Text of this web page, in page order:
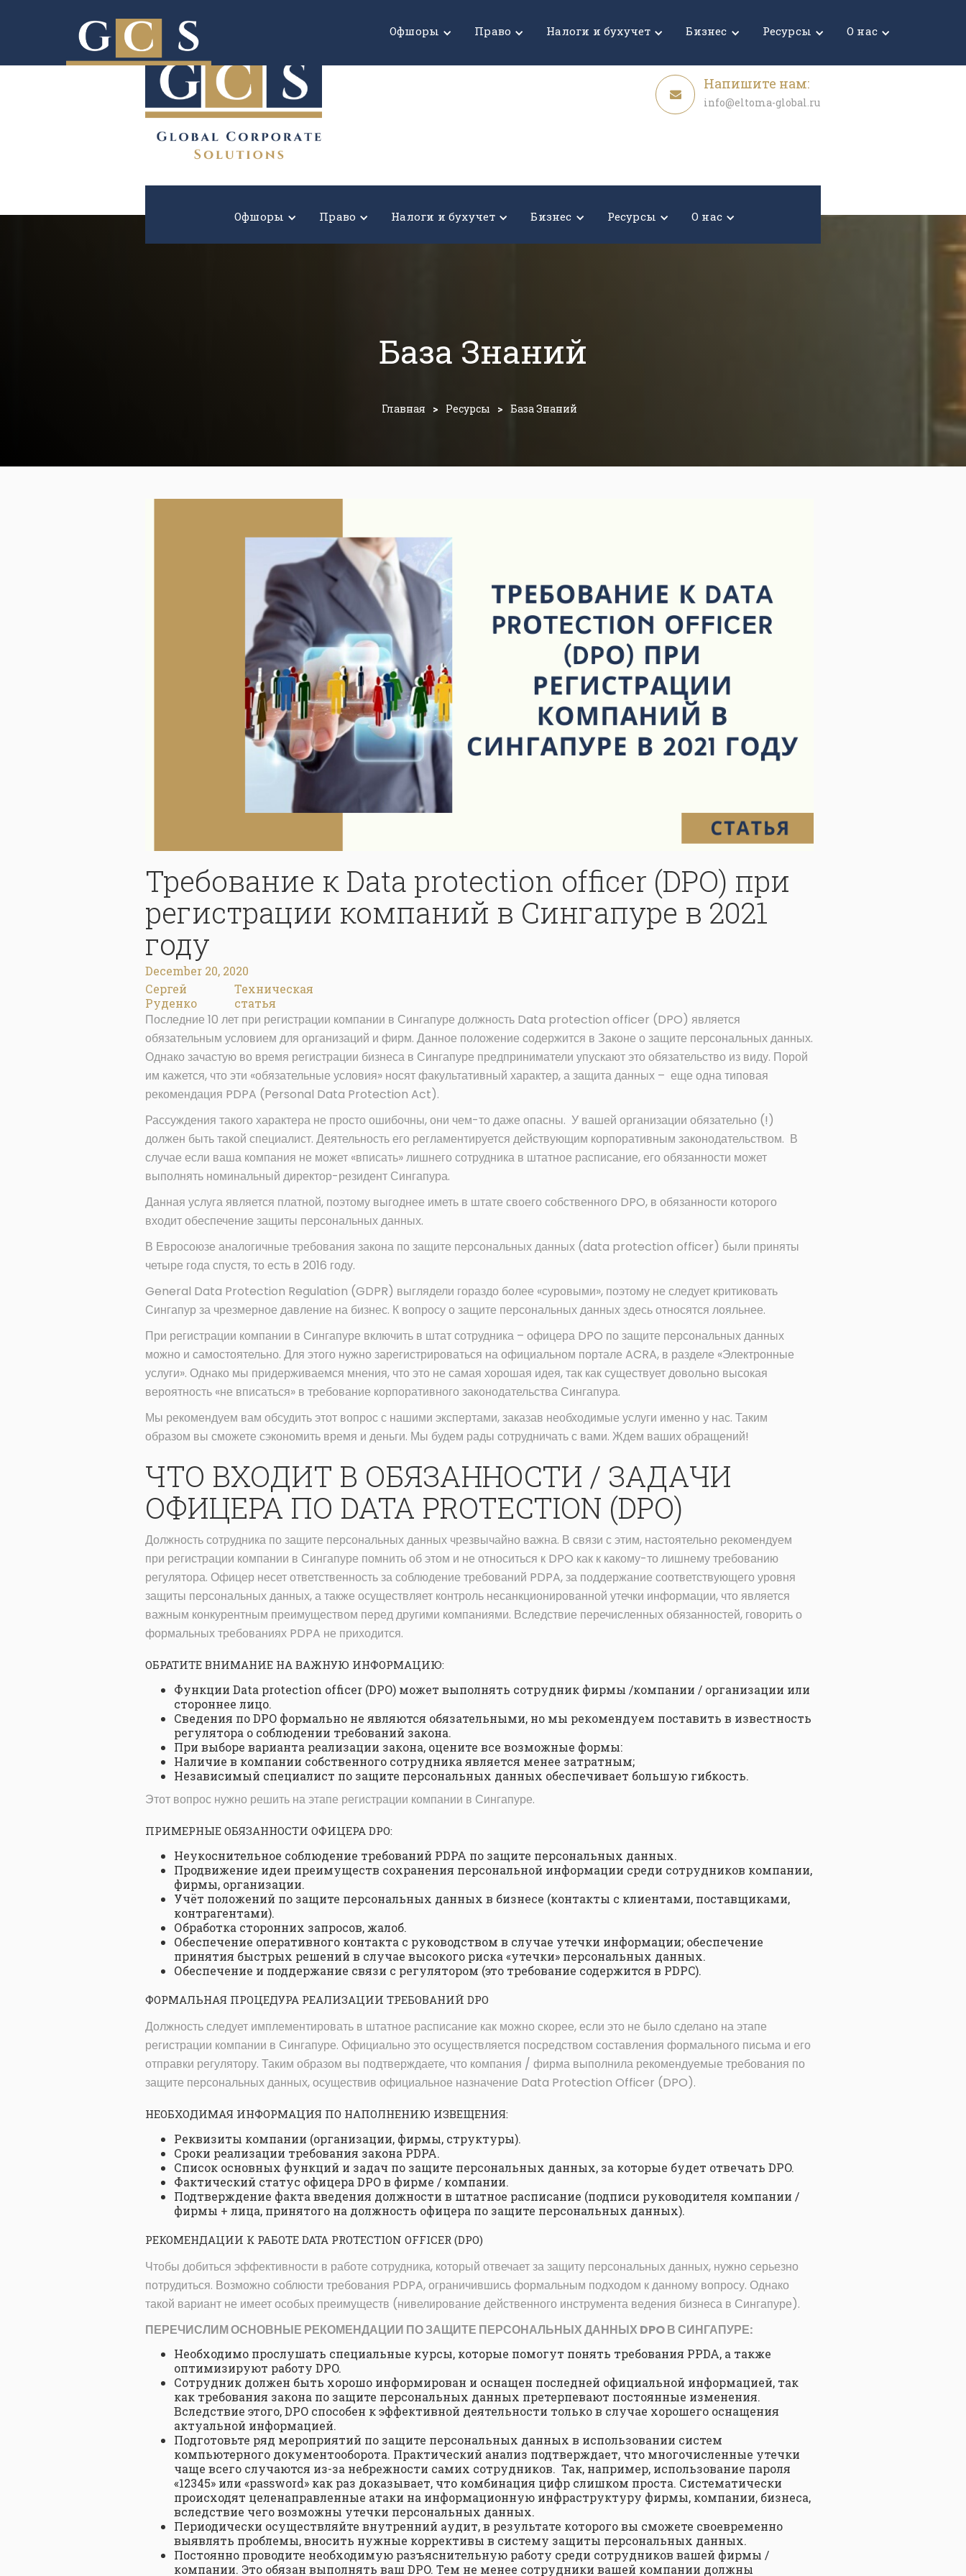
Офшоры Право Налоги и бухучет Бизнес Ресурсы О нас
Расширьте границы вашего бизнеса!
Напишите нам:
info@eltoma-global.ru
Офшоры Право Налоги и бухучет Бизнес Ресурсы О нас
База Знаний
Главная > Ресурсы > База Знаний
Требование к Data protection officer (DPO) при
регистрации компаний в Сингапуре в 2021
году
December 20, 2020
Сергей
Руденко
Техническая
статья
Последние 10 лет при регистрации компании в Сингапуре должность Data protection officer (DPO) является
обязательным условием для организаций и фирм. Данное положение содержится в Законе о защите персональных данных.
Однако зачастую во время регистрации бизнеса в Сингапуре предприниматели упускают это обязательство из виду. Порой
им кажется, что эти «обязательные условия» носят факультативный характер, а защита данных – еще одна типовая
рекомендация PDPA (Personal Data Protection Act).
Рассуждения такого характера не просто ошибочны, они чем-то даже опасны. У вашей организации обязательно (!)
должен быть такой специалист. Деятельность его регламентируется действующим корпоративным законодательством. В
случае если ваша компания не может «вписать» лишнего сотрудника в штатное расписание, его обязанности может
выполнять номинальный директор-резидент Сингапура.
Данная услуга является платной, поэтому выгоднее иметь в штате своего собственного DPO, в обязанности которого
входит обеспечение защиты персональных данных.
В Евросоюзе аналогичные требования закона по защите персональных данных (data protection officer) были приняты
четыре года спустя, то есть в 2016 году.
General Data Protection Regulation (GDPR) выглядели гораздо более «суровыми», поэтому не следует критиковать
Сингапур за чрезмерное давление на бизнес. К вопросу о защите персональных данных здесь относятся лояльнее.
При регистрации компании в Сингапуре включить в штат сотрудника – офицера DPO по защите персональных данных
можно и самостоятельно. Для этого нужно зарегистрироваться на официальном портале ACRA, в разделе «Электронные
услуги». Однако мы придерживаемся мнения, что это не самая хорошая идея, так как существует довольно высокая
вероятность «не вписаться» в требование корпоративного законодательства Сингапура.
Мы рекомендуем вам обсудить этот вопрос с нашими экспертами, заказав необходимые услуги именно у нас. Таким
образом вы сможете сэкономить время и деньги. Мы будем рады сотрудничать с вами. Ждем ваших обращений!
ЧТО ВХОДИТ В ОБЯЗАННОСТИ / ЗАДАЧИ
ОФИЦЕРА ПО DATA PROTECTION (DPO)
Должность сотрудника по защите персональных данных чрезвычайно важна. В связи с этим, настоятельно рекомендуем
при регистрации компании в Сингапуре помнить об этом и не относиться к DPO как к какому-то лишнему требованию
регулятора. Офицер несет ответственность за соблюдение требований PDPA, за поддержание соответствующего уровня
защиты персональных данных, а также осуществляет контроль несанкционированной утечки информации, что является
важным конкурентным преимуществом перед другими компаниями. Вследствие перечисленных обязанностей, говорить о
формальных требованиях PDPA не приходится.
ОБРАТИТЕ ВНИМАНИЕ НА ВАЖНУЮ ИНФОРМАЦИЮ:
Функции Data protection officer (DPO) может выполнять сотрудник фирмы /компании / организации или
стороннее лицо.
Сведения по DPO формально не являются обязательными, но мы рекомендуем поставить в известность
регулятора о соблюдении требований закона.
При выборе варианта реализации закона, оцените все возможные формы:
Наличие в компании собственного сотрудника является менее затратным;
Независимый специалист по защите персональных данных обеспечивает большую гибкость.
Этот вопрос нужно решить на этапе регистрации компании в Сингапуре.
ПРИМЕРНЫЕ ОБЯЗАННОСТИ ОФИЦЕРА DPO:
Неукоснительное соблюдение требований PDPA по защите персональных данных.
Продвижение идеи преимуществ сохранения персональной информации среди сотрудников компании,
фирмы, организации.
Учёт положений по защите персональных данных в бизнесе (контакты с клиентами, поставщиками,
контрагентами).
Обработка сторонних запросов, жалоб.
Обеспечение оперативного контакта с руководством в случае утечки информации; обеспечение
принятия быстрых решений в случае высокого риска «утечки» персональных данных.
Обеспечение и поддержание связи с регулятором (это требование содержится в PDPC).
ФОРМАЛЬНАЯ ПРОЦЕДУРА РЕАЛИЗАЦИИ ТРЕБОВАНИЙ DPO
Должность следует имплементировать в штатное расписание как можно скорее, если это не было сделано на этапе
регистрации компании в Сингапуре. Официально это осуществляется посредством составления формального письма и его
отправки регулятору. Таким образом вы подтверждаете, что компания / фирма выполнила рекомендуемые требования по
защите персональных данных, осуществив официальное назначение Data Protection Officer (DPO).
НЕОБХОДИМАЯ ИНФОРМАЦИЯ ПО НАПОЛНЕНИЮ ИЗВЕЩЕНИЯ:
Реквизиты компании (организации, фирмы, структуры).
Сроки реализации требования закона PDPA.
Список основных функций и задач по защите персональных данных, за которые будет отвечать DPO.
Фактический статус офицера DPO в фирме / компании.
Подтверждение факта введения должности в штатное расписание (подписи руководителя компании /
фирмы + лица, принятого на должность офицера по защите персональных данных).
РЕКОМЕНДАЦИИ К РАБОТЕ DATA PROTECTION OFFICER (DPO)
Чтобы добиться эффективности в работе сотрудника, который отвечает за защиту персональных данных, нужно серьезно
потрудиться. Возможно соблюсти требования PDPA, ограничившись формальным подходом к данному вопросу. Однако
такой вариант не имеет особых преимуществ (нивелирование действенного инструмента ведения бизнеса в Сингапуре).
ПЕРЕЧИСЛИМ ОСНОВНЫЕ РЕКОМЕНДАЦИИ ПО ЗАЩИТЕ ПЕРСОНАЛЬНЫХ ДАННЫХ DPO В СИНГАПУРЕ:
Необходимо прослушать специальные курсы, которые помогут понять требования PPDA, а также
оптимизируют работу DPO.
Сотрудник должен быть хорошо информирован и оснащен последней официальной информацией, так
как требования закона по защите персональных данных претерпевают постоянные изменения.
Вследствие этого, DPO способен к эффективной деятельности только в случае хорошего оснащения
актуальной информацией.
Подготовьте ряд мероприятий по защите персональных данных в использовании систем
компьютерного документооборота. Практический анализ подтверждает, что многочисленные утечки
чаще всего случаются из-за небрежности самих сотрудников. Так, например, использование пароля
«12345» или «password» как раз доказывает, что комбинация цифр слишком проста. Систематически
происходят целенаправленные атаки на информационную инфраструктуру фирмы, компании, бизнеса,
вследствие чего возможны утечки персональных данных.
Периодически осуществляйте внутренний аудит, в результате которого вы сможете своевременно
выявлять проблемы, вносить нужные коррективы в систему защиты персональных данных.
Постоянно проводите необходимую разъяснительную работу среди сотрудников вашей фирмы /
компании. Это обязан выполнять ваш DPO. Тем не менее сотрудники вашей компании должны